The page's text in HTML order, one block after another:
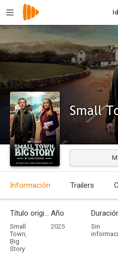
Small
Información Trailers
Título original
Small
Town,
Big
Story
Año
2025
Sin